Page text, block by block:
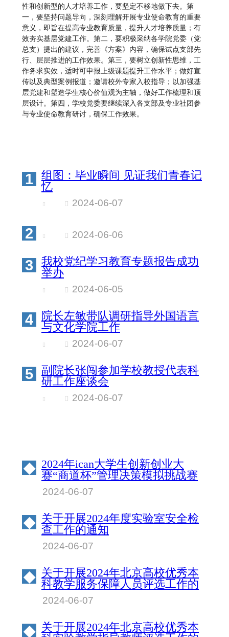
性和创新型的人才培养工作，要坚定不移地做下去。第
一，要坚持问题导向，深刻理解开展专业使命教育的重要
意义，即旨在提高专业教育质量，提升人才培养质量；有
效夯实基层党建工作。第二，要积极采纳各学院党委（党
总支）提出的建议，完善《方案》内容，确保试点支部先
行、层层推进的工作效果。第三，要树立创新性思维，工
作务求实效，适时可申报上级课题提升工作水平；做好宣
传以及典型案例报道；邀请校外专家入校指导；以加强基
层党建和塑造学生核心价值观为主轴，做好工作梳理和顶
层设计。第四，学校党委要继续深入各支部及专业社团参
与专业使命教育研讨，确保工作效果。
1
组图：毕业瞬间 见证我们青春记
忆
2024-06-07
2 2024-06-06
3
我校党纪学习教育专题报告成功
举办
2024-06-05
4
院长左敏带队调研指导外国语言
与文化学院工作
2024-06-07
5
副院长张闯参加学校教授代表科
研工作座谈会
2024-06-07
◆ 2024年ican大学生创新创业大
赛“商道杯”管理决策模拟挑战赛
北京物资学院校园赛成绩公示
2024-06-07
◆ 关于开展2024年度实验室安全检
查工作的通知
2024-06-07
◆ 关于开展2024年北京高校优秀本
科教学服务保障人员评选工作的
通知
2024-06-07
◆ 关于开展2024年北京高校优秀本